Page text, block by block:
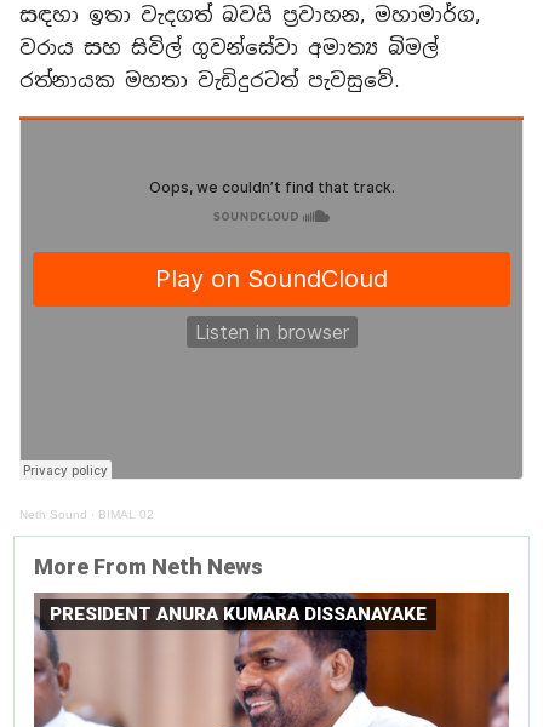
සඳහා ඉතා වැදගත් බවයි ප්‍රවාහන, මහාමාර්ග,
වරාය සහ සිවිල් ගුවන්සේවා අමාත්‍ය බිමල්
රත්නායක මහතා වැඩිදුරටත් පැවසුවේ.
Neth Sound · BIMAL 02
More From Neth News
PRESIDENT ANURA KUMARA DISSANAYAKE